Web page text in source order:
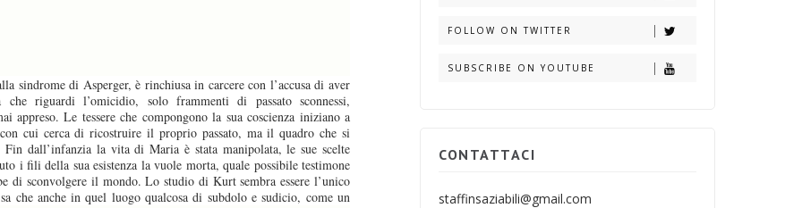
sindrome di Asperger, è rinchiusa in carcere con l’accusa di aver
che riguardi l’omicidio, solo frammenti di passato sconnessi,
Le tessere che compongono la sua coscienza iniziano a
cui cerca di ricostruire il proprio passato, ma il quadro che si
dall’infanzia la vita di Maria è stata manipolata, le sue scelte
i fili della sua esistenza la vuole morta, quale possibile testimone
di sconvolgere il mondo. Lo studio di Kurt sembra essere l’unico
che anche in quel luogo qualcosa di subdolo e sudicio, come un
FOLLOW ON TWITTER
SUBSCRIBE ON YOUTUBE
CONTATTACI
staffinsaziabili@gmail.com